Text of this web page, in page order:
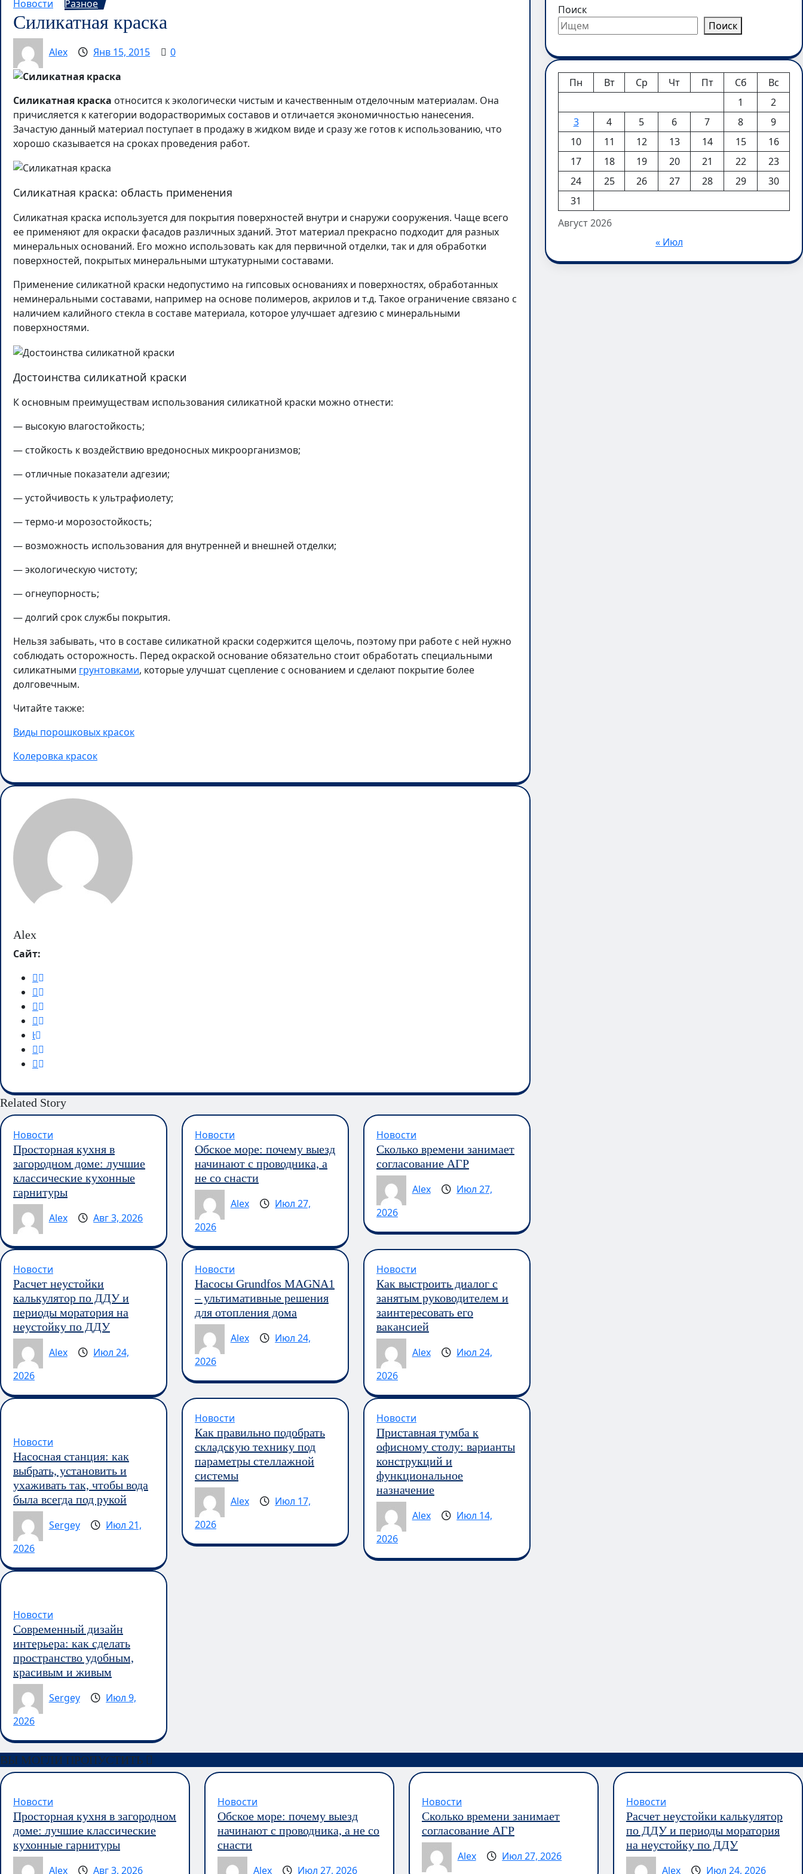
Новости Разное
Силикатная краска
Alex Янв 15, 2015 0
Силикатная краска относится к экологически чистым и качественным отделочным материалам. Она
причисляется к категории водорастворимых составов и отличается экономичностью нанесения.
Зачастую данный материал поступает в продажу в жидком виде и сразу же готов к использованию, что
хорошо сказывается на сроках проведения работ.
Силикатная краска: область применения
Силикатная краска используется для покрытия поверхностей внутри и снаружи сооружения. Чаще всего
ее применяют для окраски фасадов различных зданий. Этот материал прекрасно подходит для разных
минеральных оснований. Его можно использовать как для первичной отделки, так и для обработки
поверхностей, покрытых минеральными штукатурными составами.
Применение силикатной краски недопустимо на гипсовых основаниях и поверхностях, обработанных
неминеральными составами, например на основе полимеров, акрилов и т.д. Такое ограничение связано с
наличием калийного стекла в составе материала, которое улучшает адгезию с минеральными
поверхностями.
Достоинства силикатной краски
К основным преимуществам использования силикатной краски можно отнести:
— высокую влагостойкость;
— стойкость к воздействию вредоносных микроорганизмов;
— отличные показатели адгезии;
— устойчивость к ультрафиолету;
— термо-и морозостойкость;
— возможность использования для внутренней и внешней отделки;
— экологическую чистоту;
— огнеупорность;
— долгий срок службы покрытия.
Нельзя забывать, что в составе силикатной краски содержится щелочь, поэтому при работе с ней нужно
соблюдать осторожность. Перед окраской основание обязательно стоит обработать специальными
силикатными грунтовками, которые улучшат сцепление с основанием и сделают покрытие более
долговечным.
Читайте также:
Виды порошковых красок
Колеровка красок
Alex
Сайт:
Related Story
Новости
Просторная кухня в
загородном доме: лучшие
классические кухонные
гарнитуры
Alex
Авг 3, 2026
Новости
Обское море: почему выезд
начинают с проводника, а
не со снасти
Alex
Июл 27,
2026
Новости
Сколько времени занимает
согласование АГР
Alex
Июл 27,
2026
Новости
Расчет неустойки
калькулятор по ДДУ и
периоды моратория на
неустойку по ДДУ
Alex
Июл 24,
2026
Новости
Насосы Grundfos MAGNA1
– ультимативные решения
для отопления дома
Alex
Июл 24,
2026
Новости
Как выстроить диалог с
занятым руководителем и
заинтересовать его
вакансией
Alex
Июл 24,
2026
Новости
Насосная станция: как
выбрать, установить и
ухаживать так, чтобы вода
была всегда под рукой
Sergey
Июл 21,
2026
Новости
Как правильно подобрать
складскую технику под
параметры стеллажной
системы
Alex
Июл 17,
2026
Новости
Приставная тумба к
офисному столу: варианты
конструкций и
функциональное
назначение
Alex
Июл 14,
2026
Новости
Современный дизайн
интерьера: как сделать
пространство удобным,
красивым и живым
Sergey
Июл 9,
2026
Поиск
Поиск
Август 2026
Пн Вт Ср Чт Пт Сб
Вс
1
2
3
4 5 6 7 8
9
10
11 12 13 14 15
16
17
18 19 20 21 22
23
24
25 26 27 28 29
30
31
« Июл
ВЫ МОГЛИ ПРОПУСТИТЬ
Новости
Просторная кухня в загородном
доме: лучшие классические
кухонные гарнитуры
Alex
Авг 3, 2026
Новости
Обское море: почему выезд
начинают с проводника, а не со
снасти
Alex
Июл 27, 2026
Новости
Сколько времени занимает
согласование АГР
Alex
Июл 27, 2026
Новости
Расчет неустойки калькулятор
по ДДУ и периоды моратория
на неустойку по ДДУ
Alex
Июл 24, 2026